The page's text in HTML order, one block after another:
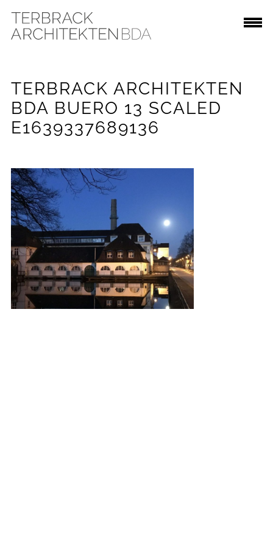
TERBRACK ARCHITEKTEN
BDA BUERO 13 SCALED
E1639337689136